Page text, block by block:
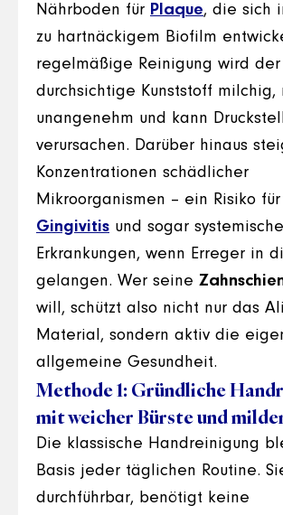
Nährboden für Plaque, die sich
zu hartnäckigem Biofilm
regelmäßige Reinigung wird
durchsichtige Kunststoff milchig,
unangenehm und kann
verursachen. Darüber hinaus
Konzentrationen schädlicher
Mikroorganismen – ein Risiko für
Gingivitis und sogar systemische
Erkrankungen, wenn Erreger in
gelangen. Wer seine
will, schützt also nicht nur das
Material, sondern aktiv die
allgemeine Gesundheit.
Methode 1: Gründliche
mit weicher Bürste und
Die klassische Handreinigung
Basis jeder täglichen Routine.
durchführbar, benötigt keine